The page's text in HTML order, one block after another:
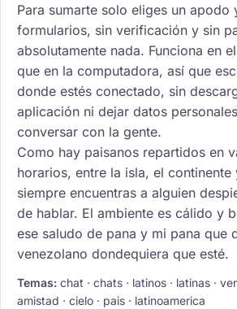
Para sumarte solo eliges un apodo
formularios, sin verificación y sin
absolutamente nada. Funciona en
que en la computadora, así que
donde estés conectado, sin
aplicación ni dejar datos
conversar con la gente.
Como hay paisanos repartidos en
horarios, entre la isla, el continente
siempre encuentras a alguien
de hablar. El ambiente es cálido y
ese saludo de pana y mi pana que
venezolano dondequiera que esté.
Temas: chat · chats · latinos · latinas ·
amistad · cielo · pais · latinoamerica